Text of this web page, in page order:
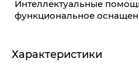
Интеллектуальные
функциональное
Характеристики